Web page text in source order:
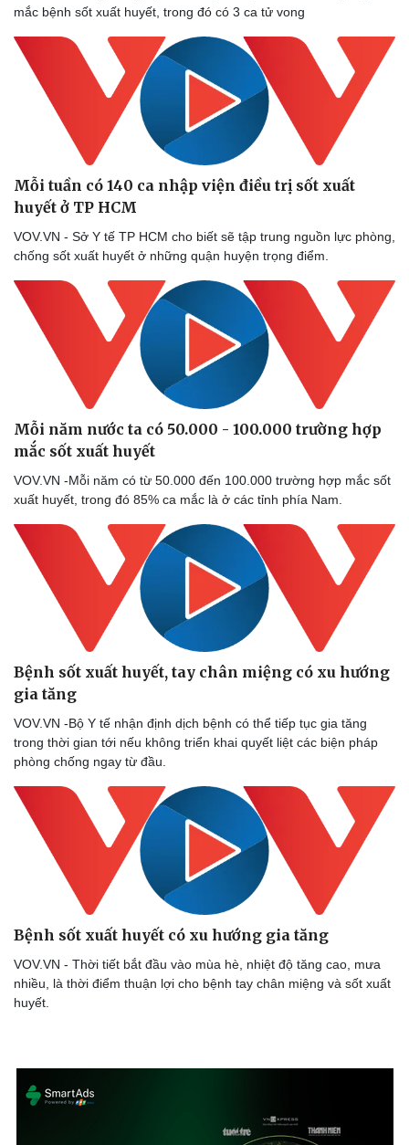
eSports
mắc bệnh sốt xuất huyết, trong đó có 3 ca tử vong
Mỗi tuần có 140 ca nhập viện điều trị sốt xuất
huyết ở TP HCM
VOV.VN - Sở Y tế TP HCM cho biết sẽ tập trung nguồn lực phòng,
chống sốt xuất huyết ở những quận huyện trọng điểm.
Mỗi năm nước ta có 50.000 - 100.000 trường hợp
mắc sốt xuất huyết
VOV.VN -Mỗi năm có từ 50.000 đến 100.000 trường hợp mắc sốt
xuất huyết, trong đó 85% ca mắc là ở các tỉnh phía Nam.
Bệnh sốt xuất huyết, tay chân miệng có xu hướng
gia tăng
VOV.VN -Bộ Y tế nhận định dịch bệnh có thể tiếp tục gia tăng
trong thời gian tới nếu không triển khai quyết liệt các biện pháp
phòng chống ngay từ đầu.
Bệnh sốt xuất huyết có xu hướng gia tăng
VOV.VN - Thời tiết bắt đầu vào mùa hè, nhiệt độ tăng cao, mưa
nhiều, là thời điểm thuận lợi cho bệnh tay chân miệng và sốt xuất
huyết.